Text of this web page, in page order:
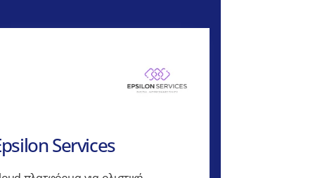
Services